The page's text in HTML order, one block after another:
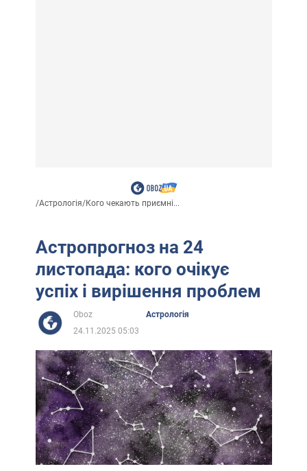
/Астрологія/Кого чекають приємні...
Астропрогноз на 24
листопада: кого очікує
успіх і вирішення проблем
Oboz
Астрологія
24.11.2025 05:03